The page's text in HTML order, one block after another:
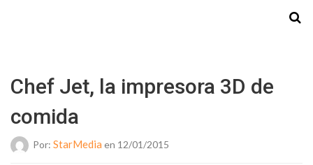
Chef Jet, la impresora 3D de
comida
Por: StarMedia en 12/01/2015